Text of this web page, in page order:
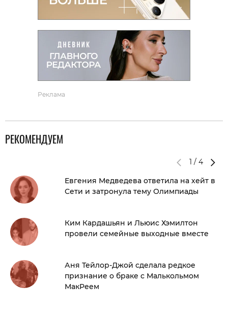
Реклама
РЕКОМЕНДУЕМ
1 / 4
Евгения Медведева ответила на хейт в
Сети и затронула тему Олимпиады
Ким Кардашьян и Льюис Хэмилтон
провели семейные выходные вместе
Аня Тейлор-Джой сделала редкое
признание о браке с Малькольмом
МакРеем